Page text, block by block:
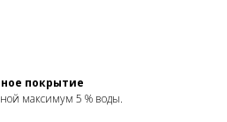
покрытие
максимум 5 % воды.